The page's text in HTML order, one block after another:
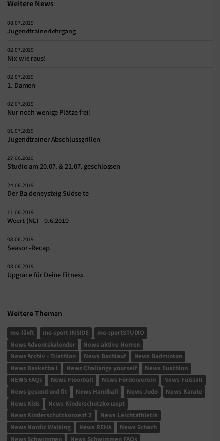
Weitere News
08.07.2019
Jugendtrainerlehrgang
02.07.2019
Nix wie raus!
02.07.2019
1. Damen
02.07.2019
Nur noch wenige Plätze frei!
01.07.2019
Jugendtrainer Abschlussgrillen
27.06.2019
Studio am 20.07. & 21.07. geschlossen
24.06.2019
Der Baldeneysteig Südseite
11.06.2019
Weert (NL) - 9.6.2019
08.06.2019
Season-Recap
08.06.2019
Upgrade für Deine Fitness
Weitere Themen
me-läuft me-sport INSIDE
me-sportSTUDIO
News Adventskalender
News aktive Herren
News Archiv - Triathlon
News Bachlauf
News Badminton
News Basketball
News Challange yourself
News Duathlon
NEWS FAQs
News Floorball News Förderverein
News Fußball
News gesund und fit
News Handball News Judo
News Karate
News Kids
News Kinderschutzkonzept
News Kinderschutzkonzept 2
News Leichtathletik
News Nordic Walking
News REHA
News Schach
News Schwimmen
News Schwimmen FAQs